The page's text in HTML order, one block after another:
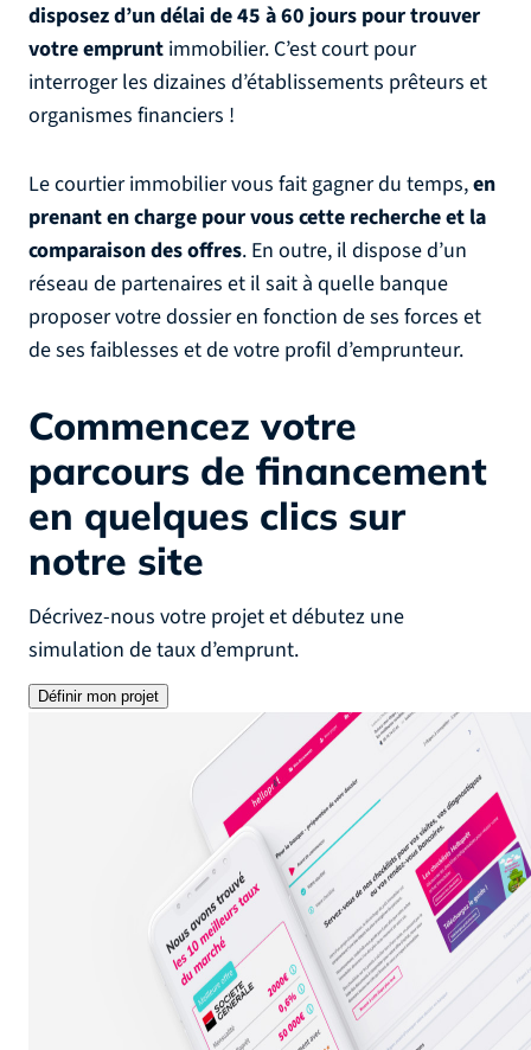
disposez d’un délai de 45 à 60 jours pour trouver
votre emprunt immobilier. C’est court pour
interroger les dizaines d’établissements prêteurs et
organismes financiers !
Le courtier immobilier vous fait gagner du temps,en
prenant en charge pour vous cette recherche et la
comparaison des offres. En outre, il dispose d’un
réseau de partenaires et il sait à quelle banque
proposer votre dossier en fonction de ses forces et
de ses faiblesses et de votre profil d’emprunteur.
Commencez votre
parcours de financement
en quelques clics sur
notre site
Décrivez-nous votre projet et débutez une
simulation de taux d’emprunt.
Définir mon projet